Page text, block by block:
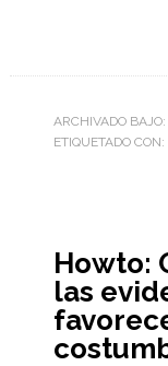
ARCHIVADO BAJO:
ETIQUETADO CON:
Howto:
las